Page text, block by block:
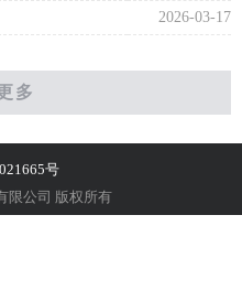
2026-03-17
多
号
限公司 版权所有